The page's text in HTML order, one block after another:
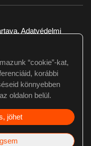
Adatvédelmi
kérdésed van itt jelezd:
webmester@tilos.hu
“cookie”-kat,
korábbi
könnyebben
oldalon belül.
jöhet